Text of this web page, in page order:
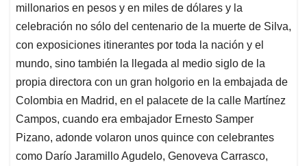
millonarios en pesos y en miles de dólares y la
celebración no sólo del centenario de la muerte de Silva,
con exposiciones itinerantes por toda la nación y el
mundo, sino también la llegada al medio siglo de la
propia directora con un gran holgorio en la embajada de
Colombia en Madrid, en el palacete de la calle Martínez
Campos, cuando era embajador Ernesto Samper
Pizano, adonde volaron unos quince con celebrantes
como Darío Jaramillo Agudelo, Genoveva Carrasco,